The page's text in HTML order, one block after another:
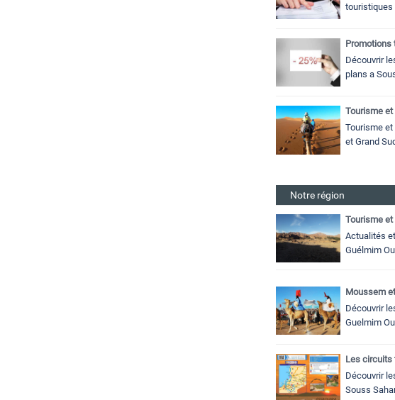
touristiques
Promotions
Découvrir
plans a
Tourisme et
Tourisme et
et Grand
Notre région
Tourisme et
Actualités
Guélmim
Moussem
Découvrir
Guelmim
Les circuits
Découvrir
Souss